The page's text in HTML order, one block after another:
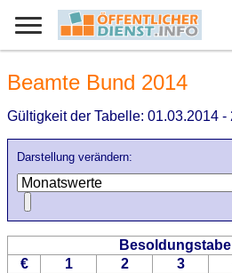
Darstellung verändern:
Beamte Bund 2014
Gültigkeit der Tabelle: 01.03.2014 -
€
1 2 3